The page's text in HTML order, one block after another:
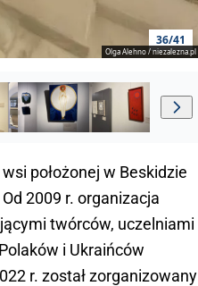
36/41
Olga Alehno / niezalezna.pl
położonej w Beskidzie
2009 r. organizacja
twórców, uczelniami
i Ukraińców
r. został zorganizowany